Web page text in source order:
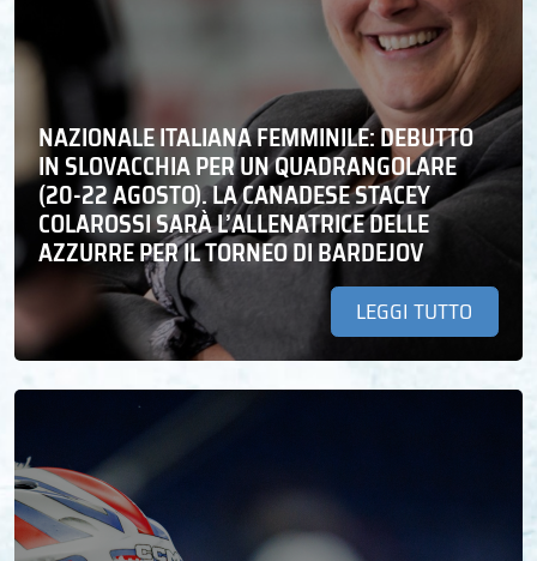
NAZIONALE ITALIANA FEMMINILE: DEBUTTO
IN SLOVACCHIA PER UN QUADRANGOLARE
(20-22 AGOSTO). LA CANADESE STACEY
COLAROSSI SARÀ L’ALLENATRICE DELLE
AZZURRE PER IL TORNEO DI BARDEJOV
LEGGI TUTTO